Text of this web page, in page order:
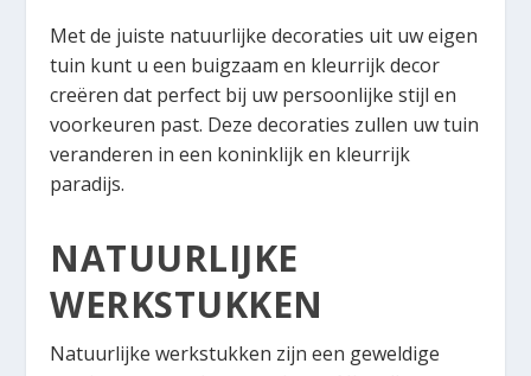
Met de juiste natuurlijke decoraties uit uw eigen
tuin kunt u een buigzaam en kleurrijk decor
creëren dat perfect bij uw persoonlijke stijl en
voorkeuren past. Deze decoraties zullen uw tuin
veranderen in een koninklijk en kleurrijk
paradijs.
NATUURLIJKE
WERKSTUKKEN
Natuurlijke werkstukken zijn een geweldige